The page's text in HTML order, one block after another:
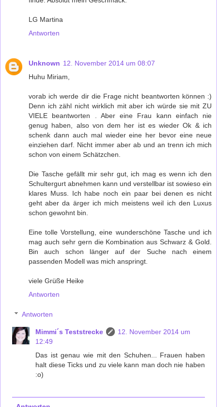
LG Martina
Antworten
Unknown 12. November 2014 um 08:07
Huhu Miriam,
vorab ich werde dir die Frage nicht beantworten können :)
Denn ich zähl nicht wirklich mit aber ich würde sie mit ZU
VIELE beantworten . Aber eine Frau kann einfach nie
genug haben, also von dem her ist es wieder Ok & ich
schenk dann auch mal wieder eine her bevor eine neue
einziehen darf. Nicht immer aber ab und an trenn ich mich
schon von einem Schätzchen.
Die Tasche gefällt mir sehr gut, ich mag es wenn ich den
Schultergurt abnehmen kann und verstellbar ist sowieso ein
klares Muss. Ich habe noch ein paar bei denen es nicht
geht aber da ärger ich mich meistens weil ich den Luxus
schon gewohnt bin.
Eine tolle Vorstellung, eine wunderschöne Tasche und ich
mag auch sehr gern die Kombination aus Schwarz & Gold.
Bin auch schon länger auf der Suche nach einem
passenden Modell was mich anspringt.
viele Grüße Heike
Antworten
Antworten
Mimmi´s Teststrecke
12. November 2014 um
12:49
Das ist genau wie mit den Schuhen... Frauen haben
halt diese Ticks und zu viele kann man doch nie haben
:o)